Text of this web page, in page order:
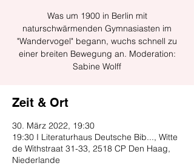
Was um 1900 in Berlin mit
naturschwärmenden Gymnasiasten im
"Wandervogel" begann, wuchs schnell zu
einer breiten Bewegung an. Moderation:
Zeit & Ort
30. März 2022, 19:30
19:30 I Literaturhaus Deutsche Bib..., Witte
de Withstraat 31-33, 2518 CP Den Haag,
Niederlande